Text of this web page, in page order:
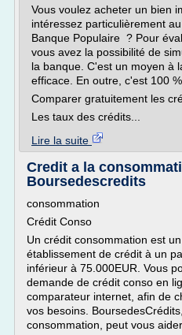
Vous voulez acheter un bien
intéressez particulièrement
Banque Populaire ? Pour
vous avez la possibilité de
la banque. C'est un moyen à
efficace. En outre, c'est 100
Comparer gratuitement les
Les taux des crédits...
Lire la suite
Credit a la
Boursedescredits
consommation
Crédit Conso
Un crédit consommation est
établissement de crédit à un
inférieur à 75.000EUR. Vous
demande de crédit conso en
comparateur internet, afin de
vos besoins.
consommation, peut vous aider